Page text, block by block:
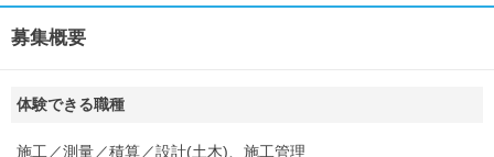
募集概要
体験できる職種
施工／測量／積算／設計(土木)、施工管理